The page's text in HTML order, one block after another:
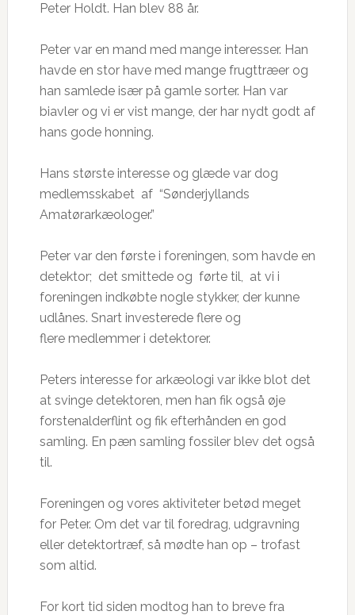
Peter Holdt. Han blev 88 år.
Peter var en mand med mange interesser. Han
havde en stor have med mange frugttræer og
han samlede især på gamle sorter. Han var
biavler og vi er vist mange, der har nydt godt af
hans gode honning.
Hans største interesse og glæde var dog
medlemsskabet af “Sønderjyllands
Amatørarkæologer.”
Peter var den første i foreningen, som havde en
detektor; det smittede og førte til, at vi i
foreningen indkøbte nogle stykker, der kunne
udlånes. Snart investerede flere og
flere medlemmer i detektorer.
Peters interesse for arkæologi var ikke blot det
at svinge detektoren, men han fik også øje
forstenalderflint og fik efterhånden en god
samling. En pæn samling fossiler blev det også
til.
Foreningen og vores aktiviteter betød meget
for Peter. Om det var til foredrag, udgravning
eller detektortræf, så mødte han op – trofast
som altid.
For kort tid siden modtog han to breve fra